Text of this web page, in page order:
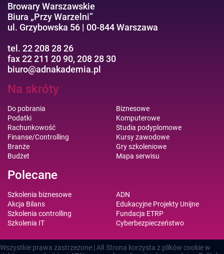
Browary Warszawskie
Biura „Przy Warzelni”
ul. Grzybowska 56 | 00-844 Warszawa
tel. 22 208 28 26
fax 22 211 20 90, 208 28 30
biuro@adnakademia.pl
Na skróty
Do pobrania
Podatki
Rachunkowość
Finanse/Controlling
Branże
Budżet
Biznesowe
Komputerowe
Studia podyplomowe
Kursy zawodowe
Gry szkoleniowe
Mapa serwisu
Polecane
Szkolenia biznesowe
Akcja Bilans
Szkolenia controlling
Szkolenia IT
ADN
Edukacyjne Projekty Unijne
Fundacja ETRP
Cyberbezpieczeństwo
Wszystkie prawa zastrzezone | All
Strona korzysta z plików cookie w